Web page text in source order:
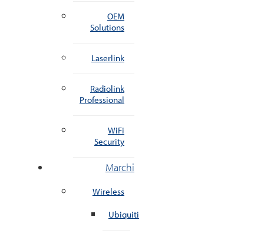
OEM
Solutions
Laserlink
Radiolink
Professional
WiFi
Security
Marchi
Wireless
Ubiquiti